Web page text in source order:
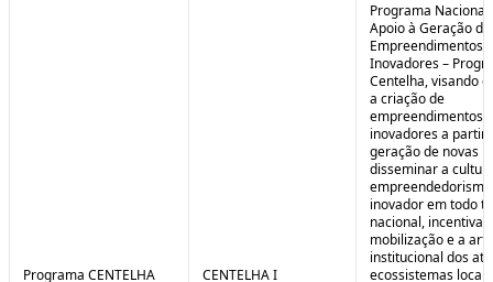
Programa CENTELHA CENTELHA I
Programa Nacional
Apoio à Geração de
Empreendimentos
Inovadores –
Centelha, visando
a criação de
empreendimentos
inovadores a partir
geração de novas
disseminar a
empreendedorismo
inovador em todo
nacional,
mobilização e a
institucional dos
ecossistemas